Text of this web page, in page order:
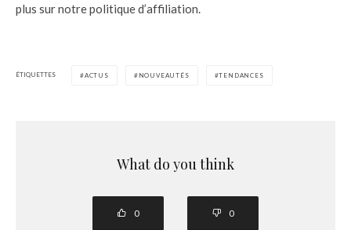
plus sur notre politique d’affiliation.
ÉTIQUETTES ACTUS NOUVEAUTÉS TENDANCES
What do you think
0 0